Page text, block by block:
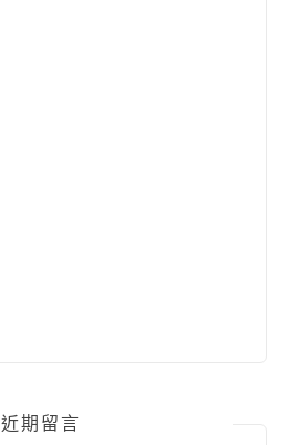
近期留言